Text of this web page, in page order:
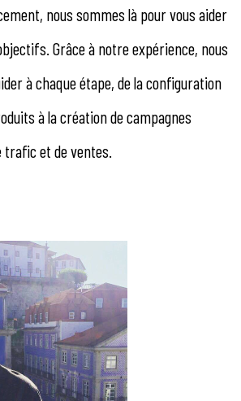
nous sommes là pour vous aider
Grâce à notre expérience, nous
à chaque étape, de la configuration
à la création de campagnes
et de ventes.